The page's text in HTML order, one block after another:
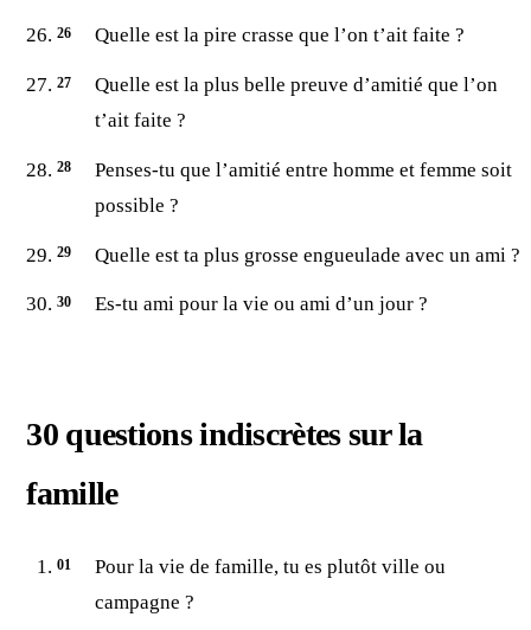
Quelle est la pire crasse que l’on t’ait faite ?
Quelle est la plus belle preuve d’amitié que l’on
t’ait faite ?
Penses-tu que l’amitié entre homme et femme soit
possible ?
Quelle est ta plus grosse engueulade avec un ami ?
Es-tu ami pour la vie ou ami d’un jour ?
30 questions indiscrètes sur la
famille
Pour la vie de famille, tu es plutôt ville ou
campagne ?